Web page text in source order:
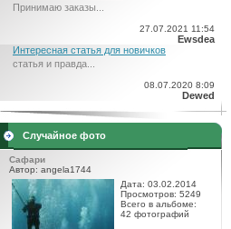
Принимаю заказы...
27.07.2021 11:54
Ewsdea
Интересная статья для новичков
статья и правда...
08.07.2020 8:09
Dewed
Случайное фото
Сафари
Автор: angela1744
Дата: 03.02.2014
Просмотров: 5249
Всего в альбоме:
42 фотографий